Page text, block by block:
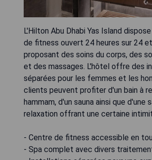
L'Hilton Abu Dhabi Yas Island
de fitness ouvert 24 heures sur 24
proposant des soins du corps, des
et des massages. L'hôtel offre des
séparées pour les femmes et les
clients peuvent profiter d'un bain à
hammam, d'un sauna ainsi que d'une
relaxation offrant une certaine
- Centre de fitness accessible en
- Spa complet avec divers